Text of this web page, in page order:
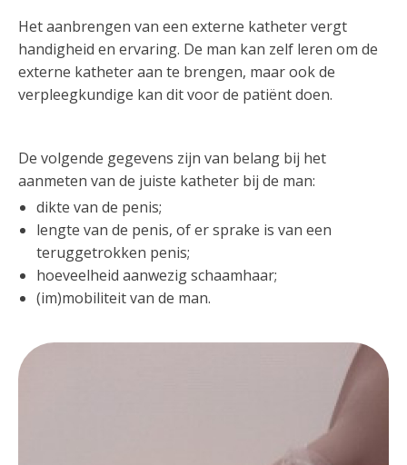
Het aanbrengen van een externe katheter vergt
handigheid en ervaring. De man kan zelf leren om de
externe katheter aan te brengen, maar ook de
verpleegkundige kan dit voor de patiënt doen.
De volgende gegevens zijn van belang bij het
aanmeten van de juiste katheter bij de man:
dikte van de penis;
lengte van de penis, of er sprake is van een
teruggetrokken penis;
hoeveelheid aanwezig schaamhaar;
(im)mobiliteit van de man.